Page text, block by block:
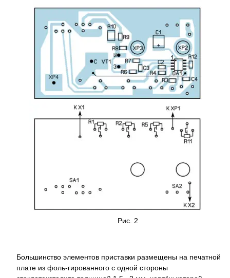
Рис. 2
Большинство элементов приставки размещены на печатной
плате из фоль-гированного с одной стороны